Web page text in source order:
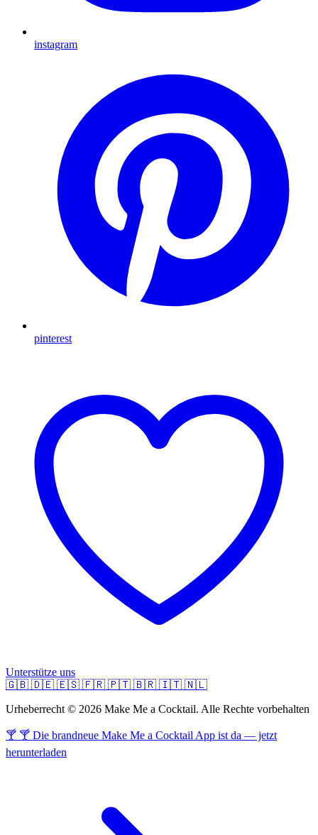
instagram
pinterest
Unterstütze uns
🇬🇧 🇩🇪 🇪🇸 🇫🇷 🇵🇹 🇧🇷 🇮🇹 🇳🇱
Urheberrecht © 2026 Make Me a Cocktail. Alle Rechte vorbehalten
🍸 🍸 Die brandneue Make Me a Cocktail App ist da — jetzt
herunterladen